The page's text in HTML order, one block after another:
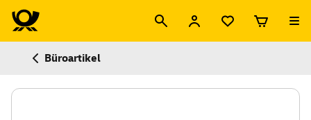
Büroartikel